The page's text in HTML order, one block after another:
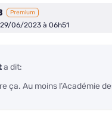
Premium
06/2023 à 06h51
a dit:
ça. Au moins l’Académie